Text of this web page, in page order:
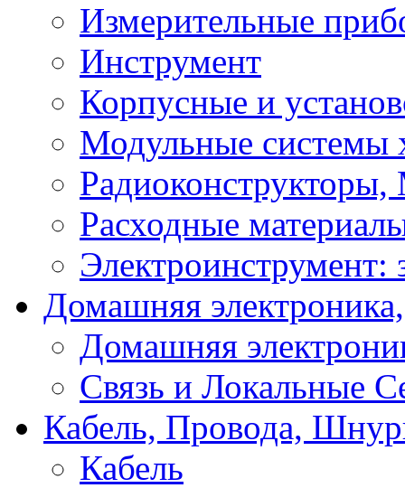
Измерительные
Инструмент
Корпусные и
Модульные системы
Расходные
Электроинструмент:
Домашняя
Домашняя
Связь и Локальные
Кабель, Провода,
Кабель